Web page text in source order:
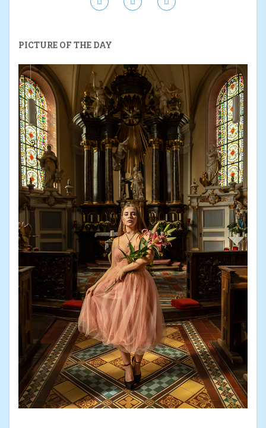
PICTURE OF THE DAY